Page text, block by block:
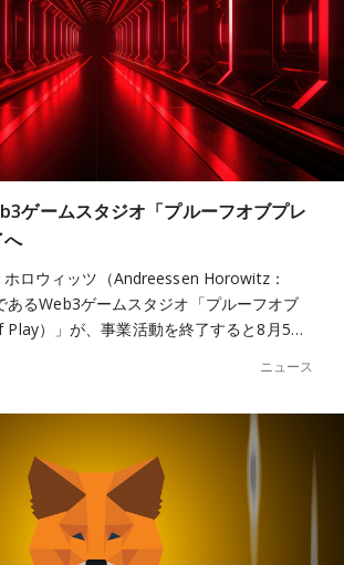
ゲームスタジオ「プルーフオブプレ
へ
ロウィッツ（Andreessen Horowitz：
あるWeb3ゲームスタジオ「プルーフオブ
）」が、事業活動を終了すると8月5…
ニュース